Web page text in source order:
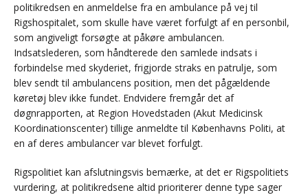
politikredsen en anmeldelse fra en ambulance på vej til
Rigshospitalet, som skulle have været forfulgt af en personbil,
som angiveligt forsøgte at påkøre ambulancen.
Indsatslederen, som håndterede den samlede indsats i
forbindelse med skyderiet, frigjorde straks en patrulje, som
blev sendt til ambulancens position, men det pågældende
køretøj blev ikke fundet. Endvidere fremgår det af
døgnrapporten, at Region Hovedstaden (Akut Medicinsk
Koordinationscenter) tillige anmeldte til Københavns Politi, at
en af deres ambulancer var blevet forfulgt.
Rigspolitiet kan afslutningsvis bemærke, at det er Rigspolitiets
vurdering, at politikredsene altid prioriterer denne type sager